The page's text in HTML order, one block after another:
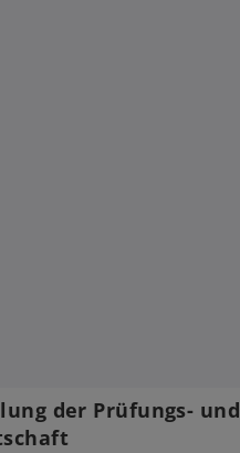
der Prüfungs- und